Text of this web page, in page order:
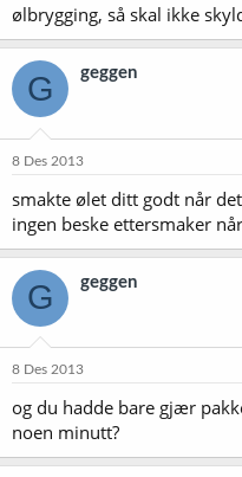
ølbrygging, så skal ikke
G geggen
8 Des 2013
smakte ølet ditt godt når
ingen beske ettersmaker
G geggen
8 Des 2013
og du hadde bare gjær
noen minutt?